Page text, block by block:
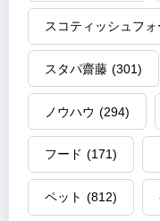
スコティッシュフォ
スタパ齋藤 (301)
ノウハウ (294)
フード (171)
ペット (812)